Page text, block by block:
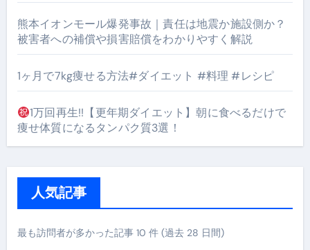
熊本イオンモール爆発事故｜責任は地震か施設側か？
被害者への補償や損害賠償をわかりやすく解説
1ヶ月で7kg痩せる方法#ダイエット #料理 #レシピ
1万回再生!!【更年期ダイエット】朝に食べるだけで
痩せ体質になるタンパク質3選！
人気記事
最も訪問者が多かった記事 10 件 (過去 28 日間)